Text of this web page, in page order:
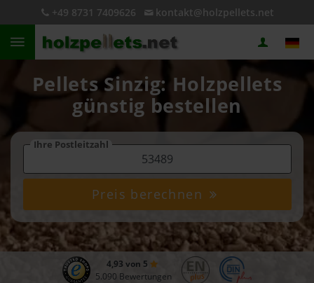
+49 8731 7409626 kontakt@holzpellets.net
Pellets Sinzig: Holzpellets
günstig bestellen
Ihre Postleitzahl
Preis berechnen
4,93 von 5
5.090 Bewertungen